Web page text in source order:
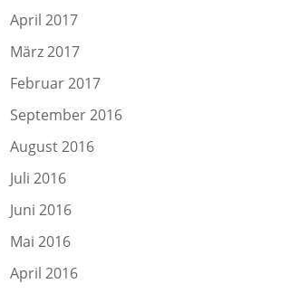
April 2017
März 2017
Februar 2017
September 2016
August 2016
Juli 2016
Juni 2016
Mai 2016
April 2016